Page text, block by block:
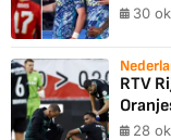
30
RTV
28